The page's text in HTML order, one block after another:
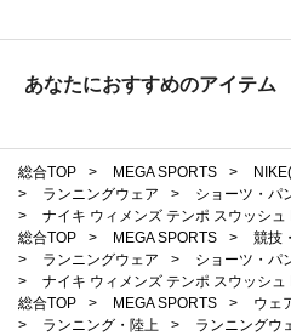
あなたにおすすめのアイテム
総合TOP > MEGA SPORTS >
>
ランニングウェア >
ショーツ・パ
>
ナイキ ウィメンズ テンポ スウッシュ
総合TOP
> MEGA SPORTS > 競技
>
ランニングウェア >
ショーツ・パ
>
ナイキ ウィメンズ テンポ スウッシュ
総合TOP
> MEGA SPORTS >
ウェ
>
ランニング・陸上 > ランニングウ